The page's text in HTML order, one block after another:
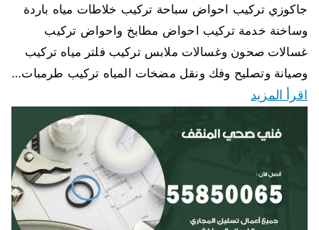
جاكوزي تركيب احواض سباحة تركيب خلاطات مياه باردة
وساخنة خدمة تركيب احواض مطابخ واحواض تركيب
غسالات صحون وغسالات ملابس تركيب فلتر مياه تركيب
وصيانة وتصليح وفك ونقل مضخات المياه تركيب طرمبات…
اقرأ المزيد